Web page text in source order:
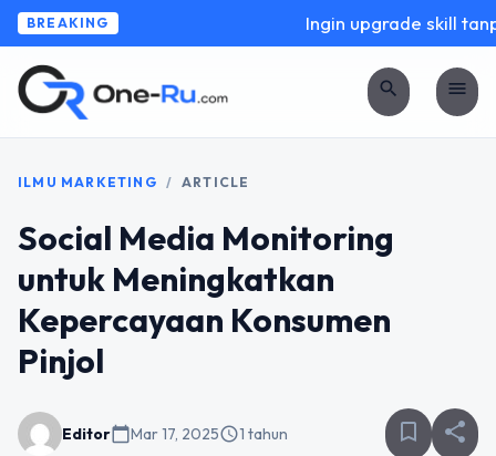
BREAKING Ingin upgrade skill
search menu
ILMU MARKETING / ARTICLE
Social Media Monitoring
untuk Meningkatkan
Kepercayaan Konsumen
Pinjol
Editorcalendar_todayMar 17, 2025schedule1 tahun bookmark_border share